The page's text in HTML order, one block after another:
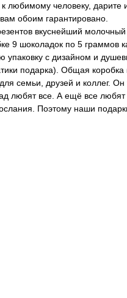
любимому человеку, дарите
обоим гарантировано.
вкуснейший молочный
9 шоколадок по 5 граммов
упаковку с дизайном и
подарка). Общая коробка
семьи, друзей и коллег. Он
любят все. А ещё все любят
Поэтому наши